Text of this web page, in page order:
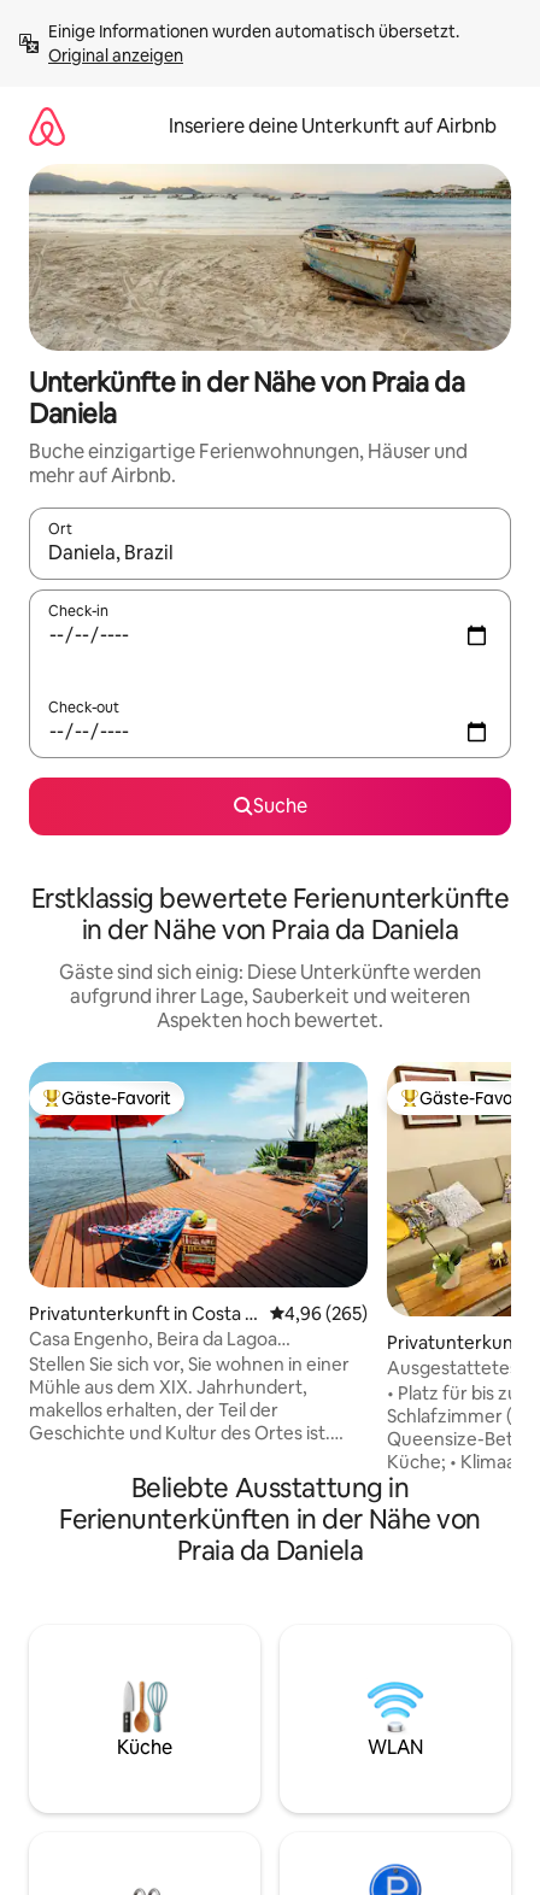
Inhalten
springenOriginal anzeigen
Inseriere deine Unterkunft auf Airbnb
Unterkünfte in der Nähe von Praia da
Daniela
Buche einzigartige Ferienwohnungen, Häuser und
mehr auf Airbnb.
Ort
Wenn Ergebnisse verfügbar sind, navigiere mit den
Check-in
Check-out
Suche
Erstklassig bewertete Ferienunterkünfte
in der Nähe von Praia da Daniela
Gäste sind sich einig: Diese Unterkünfte werden
aufgrund ihrer Lage, Sauberkeit und weiteren
Aspekten hoch bewertet.
Beliebter Gäste-Favorit.
Gäste-Favorit
Privatunterkunft in Costa d
a Lagoa
Durchschnittliche Bewertung:
4,96 (265)
Casa Engenho, Beira da Lagoa
Historisches Ambiente
Stellen Sie sich vor, Sie wohnen in einer
Mühle aus dem XIX. Jahrhundert,
makellos erhalten, der Teil der
Geschichte und Kultur des Ortes ist.
Personen mit Komfort und
Gemütlichkeit zu beherbergen.
Spektakuläre Aussicht auf das Wasser
der Lagune von Conceição, Deck und
und einer der schönsten Orte der Insel.
Zugang per Boot oder Wanderweg.
Beliebter Gäste-
Gäste-Favorit
Privatunterkunft
Ausgestattetes
Meeres -
• Platz für bis zu 8
Schlafzimmer
Queensize-Bett);
Küche; •
allen
Wohnzimmer; •
Trockner; •
werden
Buchung
Gäste zur
Beliebte Ausstattung in
Ferienunterkünften in der Nähe von
Praia da Daniela
Küche WLAN